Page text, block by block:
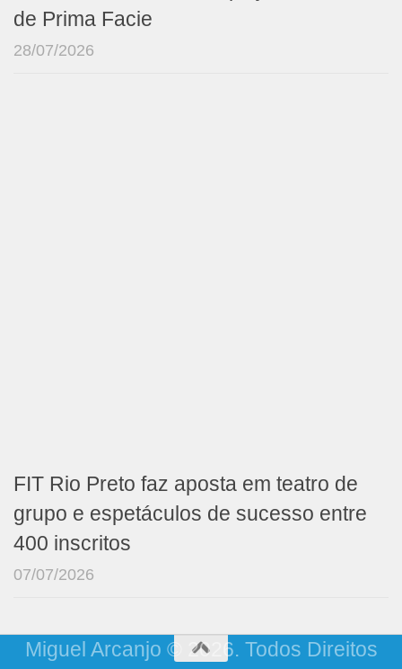
de Prima Facie
28/07/2026
FIT Rio Preto faz aposta em teatro de
grupo e espetáculos de sucesso entre
400 inscritos
07/07/2026
Miguel Arcanjo © 2026. Todos Direitos